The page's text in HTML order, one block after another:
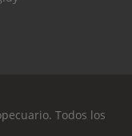
Todos los